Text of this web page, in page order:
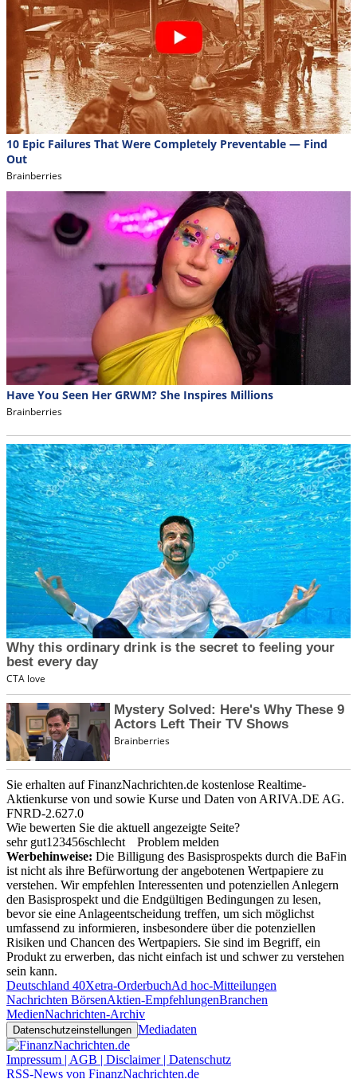
Sie erhalten auf FinanzNachrichten.de kostenlose Realtime-
Aktienkurse von und sowie Kurse und Daten von ARIVA.DE AG.
FNRD-2.627.0
Wie bewerten Sie die aktuell angezeigte Seite?
sehr gut1 23456schlecht
Problem melden
Werbehinweise: Die Billigung des Basisprospekts durch die BaFin
ist nicht als ihre Befürwortung der angebotenen Wertpapiere zu
verstehen. Wir empfehlen Interessenten und potenziellen Anlegern
den Basisprospekt und die Endgültigen Bedingungen zu lesen,
bevor sie eine Anlageentscheidung treffen, um sich möglichst
umfassend zu informieren, insbesondere über die potenziellen
Risiken und Chancen des Wertpapiers. Sie sind im Begriff, ein
Produkt zu erwerben, das nicht einfach ist und schwer zu verstehen
sein kann.
Deutschland 40Xetra-OrderbuchAd hoc-Mitteilungen
Nachrichten BörsenAktien-EmpfehlungenBranchen
MedienNachrichten-Archiv
Datenschutzeinstellungen Mediadaten
Impressum | AGB | Disclaimer | Datenschutz
RSS-News von FinanzNachrichten.de